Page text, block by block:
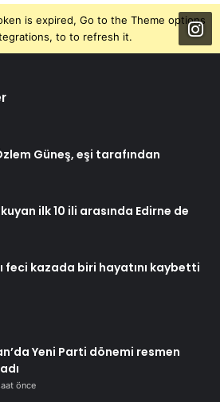
is expired, Go to the Theme options
to to refresh it.
Güneş, eşi tarafından
ilk 10 ili arasında Edirne de
feci kazada biri hayatını kaybetti
Yeni Parti dönemi resmen
önce